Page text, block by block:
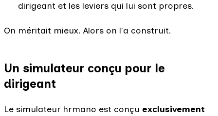
dirigeant et les leviers qui lui sont propres.
On méritait mieux. Alors on l'a construit.
Un simulateur conçu pour le
dirigeant
Le simulateur hrmano est conçu exclusivement